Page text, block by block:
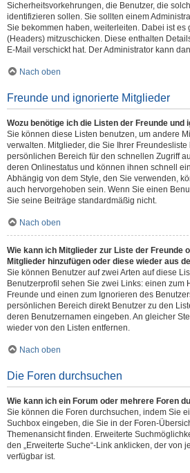
Sicherheitsvorkehrungen, die Benutzer, die
identifizieren sollen. Sie sollten einem
Sie bekommen haben, weiterleiten. Dabei ist es
(Headers) mitzuschicken. Diese enthalten
E-Mail verschickt hat. Der Administrator kann
Nach oben
Freunde und ignorierte Mitglieder
Wozu benötige ich die Listen der Freunde und
Sie können diese Listen benutzen, um andere
verwalten. Mitglieder, die Sie Ihrer
persönlichen Bereich für den schnellen Zugriff
deren Onlinestatus und können ihnen schnell
Abhängig von dem Style, den Sie verwenden,
auch hervorgehoben sein. Wenn Sie einen
Sie seine Beiträge standardmäßig nicht.
Nach oben
Wie kann ich Mitglieder zur Liste der Freunde
Mitglieder hinzufügen oder diese wieder aus
Sie können Benutzer auf zwei Arten auf diese
Benutzerprofil sehen Sie zwei Links: einen zum
Freunde und einen zum Ignorieren des
persönlichen Bereich direkt Benutzer zu den
deren Benutzernamen eingeben. An gleicher
wieder von den Listen entfernen.
Nach oben
Die Foren durchsuchen
Wie kann ich ein Forum oder mehrere Foren
Sie können die Foren durchsuchen, indem Sie
Suchbox eingeben, die Sie in der Foren-
Themenansicht finden. Erweiterte
den „Erweiterte Suche“-Link anklicken, der von
verfügbar ist.